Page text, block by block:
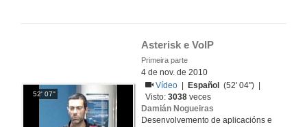
52' 07''
Asterisk e VoIP
Primeira parte
4 de nov. de 2010
Vídeo
Español
(52' 04'') |
Visto:3038 veces
Damián Nogueiras
Desenvolvemento de aplicacións e